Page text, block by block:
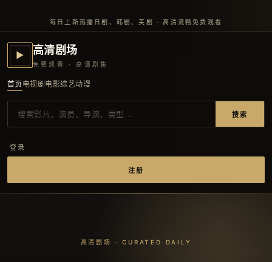
每日上新热播日剧、韩剧、美剧 · 高清流畅免费观看
▶ 高清剧场
免费观看 · 高清剧集
首页电视剧 电影综艺动漫
搜索
登录
注册